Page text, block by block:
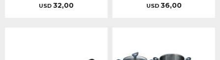
USD 32,00 USD 36,00